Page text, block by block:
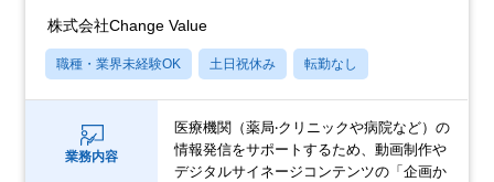
株式会社Change Value
職種・業界未経験OK 土日祝休み 転勤なし
業務内容
医療機関（薬局‧クリニックや病院など）の
情報発信をサポートするため、動画制作や
デジタルサイネージコンテンツの「企画か